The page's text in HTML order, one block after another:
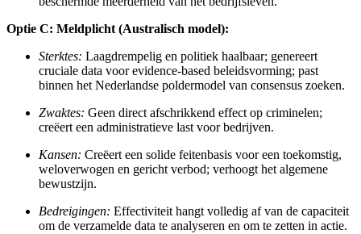
Optie C: Meldplicht (Australisch model):
Sterktes: Laagdrempelig en politiek haalbaar; genereert
cruciale data voor evidence-based beleidsvorming; past
binnen het Nederlandse poldermodel van consensus zoeken.
Zwaktes: Geen direct afschrikkend effect op criminelen;
creëert een administratieve last voor bedrijven.
Kansen: Creëert een solide feitenbasis voor een toekomstig,
weloverwogen en gericht verbod; verhoogt het algemene
bewustzijn.
Bedreigingen: Effectiviteit hangt volledig af van de capaciteit
om de verzamelde data te analyseren en om te zetten in actie.